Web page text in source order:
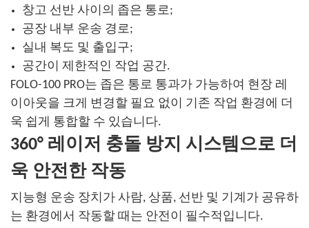
창고 선반 사이의 좁은 통로;
공장 내부 운송 경로;
실내 복도 및 출입구;
공간이 제한적인 작업 공간.
FOLO-100 PRO는 좁은 통로 통과가 가능하여 현장 레
이아웃을 크게 변경할 필요 없이 기존 작업 환경에 더
욱 쉽게 통합할 수 있습니다.
360° 레이저 충돌 방지 시스템으로 더
욱 안전한 작동
지능형 운송 장치가 사람, 상품, 선반 및 기계가 공유하
는 환경에서 작동할 때는 안전이 필수적입니다.